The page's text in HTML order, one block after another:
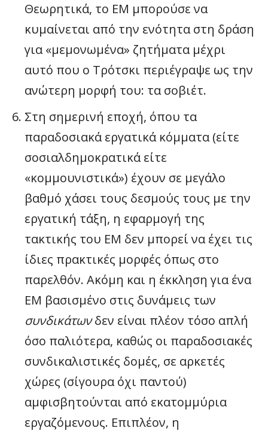
Θεωρητικά, το ΕΜ μπορούσε να
κυμαίνεται από την ενότητα στη δράση
για «μεμονωμένα» ζητήματα μέχρι
αυτό που ο Τρότσκι περιέγραψε ως την
ανώτερη μορφή του: τα σοβιέτ.
Στη σημερινή εποχή, όπου τα
παραδοσιακά εργατικά κόμματα (είτε
σοσιαλδημοκρατικά είτε
«κομμουνιστικά») έχουν σε μεγάλο
βαθμό χάσει τους δεσμούς τους με την
εργατική τάξη, η εφαρμογή της
τακτικής του ΕΜ δεν μπορεί να έχει τις
ίδιες πρακτικές μορφές όπως στο
παρελθόν. Ακόμη και η έκκληση για ένα
ΕΜ βασισμένο στις δυνάμεις των
συνδικάτωνδεν είναι πλέον τόσο απλή
όσο παλιότερα, καθώς οι παραδοσιακές
συνδικαλιστικές δομές, σε αρκετές
χώρες (σίγουρα όχι παντού)
αμφισβητούνται από εκατομμύρια
εργαζόμενους. Επιπλέον, η